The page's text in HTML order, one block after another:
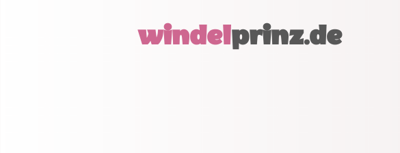
windelprinz.de